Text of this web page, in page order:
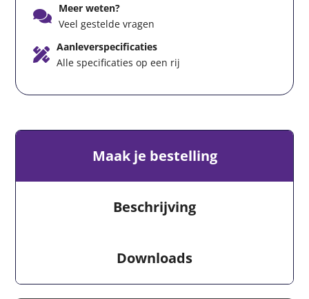
Meer weten?
Veel gestelde vragen
Aanleverspecificaties
Alle specificaties op een rij
Maak je bestelling
Beschrijving
Downloads